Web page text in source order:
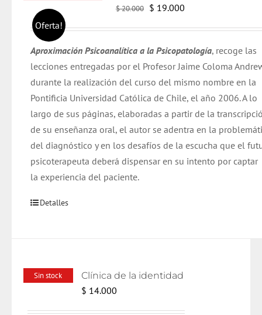
Oferta!
$20.000 El
era:
$ 20.000.
$ 19.000El
es:
$ 19.000.
Aproximación Psicoanalítica a la Psicopatología, recoge las
lecciones entregadas por el Profesor Jaime Coloma
durante la realización del curso del mismo nombre en la
Pontificia Universidad Católica de Chile, el año 2006. A lo
largo de sus páginas, elaboradas a partir de la
de su enseñanza oral, el autor se adentra en la
del diagnóstico y en los desafíos de la escucha que el
psicoterapeuta deberá dispensar en su intento por captar
la experiencia del paciente.
Detalles
Sin stock Clínica de la identidad
$ 14.000